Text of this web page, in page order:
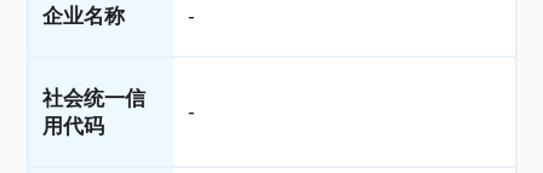
企业名称 -
社会统一信
用代码
-